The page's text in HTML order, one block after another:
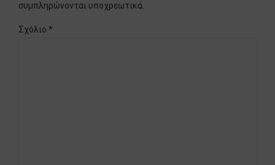
συμπληρώνονται υποχρεωτικά.
Σχόλιο *